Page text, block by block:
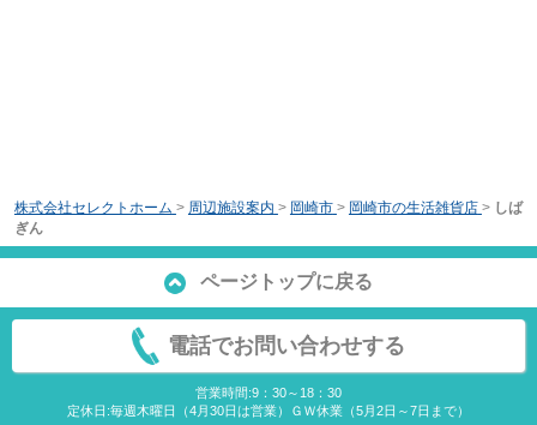
株式会社セレクトホーム > 周辺施設案内 > 岡崎市 > 岡崎市の生活雑貨店 > しば
ぎん
ページトップに戻る
電話でお問い合わせする
営業時間:9：30～18：30
定休日:毎週木曜日（4月30日は営業）ＧＷ休業（5月2日～7日まで）